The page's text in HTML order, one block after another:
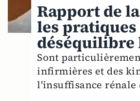
Rapport de
les
déséquilibre
Sont
infirmières et des
l'insuffisance